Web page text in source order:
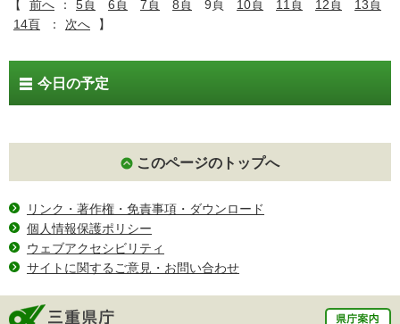
【
前へ ： 5頁 6頁 7頁 8頁 9頁 10頁 11頁 12頁
13頁
14頁
： 次へ 】
今日の予定
このページのトップへ
リンク・著作権・免責事項・ダウンロード
個人情報保護ポリシー
ウェブアクセシビリティ
サイトに関するご意見・お問い合わせ